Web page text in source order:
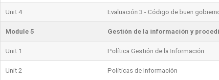
Unit 4 Evaluación 3 - Código de buen
Module 5 Gestión de la información y
Unit 1 Política Gestión de la Información
Unit 2 Políticas de Información